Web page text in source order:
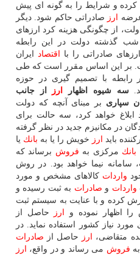
كرده و شرایط را به گونه ای پیش
ارز صادراتی حاكم شود. دیگر
از چگونگی هزینه كرد ارزهای
شب گذشته دولت در این رابطه
صادراتی را با
اقتصاد ایران
بر این اساس مقرر است كه طی
رابطه با تصمیم گیری در حوزه
سه شیوه اظهار ارز
از جانب
سپاری بر مبنای آنچه كه دولت
خواهد كرد، سه حالت برای
در مكانیزم جدید در نظر گرفته
باید ارز خویش را یا به بانك یا
بانك مركزی به فروش برساند كه
سامانه نیما خواهد بود. در روش
واردات كالاهای مشخص و مورد
واردات و صادرات به ثبت رسیده و
كرده و با عنایت به سیستم ثبت
را اظهار نموده و ارز
حاصل از
مورد نیاز كشور استفاده نماید. در
متقاضی،
ارز حاصل از صادرات
فروش می رساند و در واقع،
ارز